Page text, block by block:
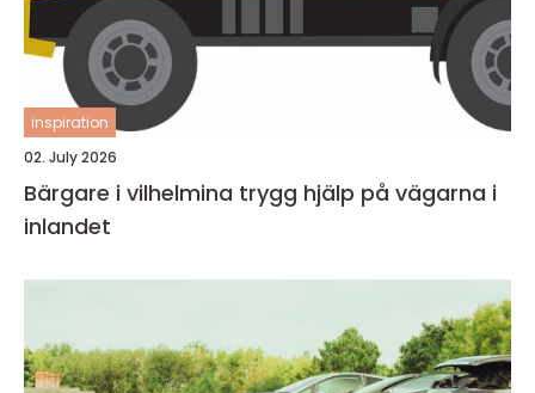
inspiration
02. July 2026
Bärgare i vilhelmina trygg hjälp på vägarna i
inlandet